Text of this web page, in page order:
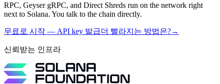
RPC, Geyser gRPC, and Direct Shreds run on the network right
next to Solana. You talk to the chain directly.
무료로 시작 — API key 발급더 빨라지는 방법은?→
신뢰받는 인프라